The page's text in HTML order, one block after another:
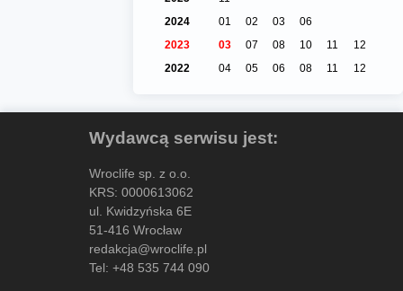
2024
01 02 03
06
2023
03 07 08 10 11
12
2022
04 05 06 08 11 12
Wydawcą serwisu jest:
Wroclife sp. z o.o.
KRS: 0000613062
ul. Kwidzyńska 6E
51-416 Wrocław
redakcja@wroclife.pl
Tel: +48 535 744 090